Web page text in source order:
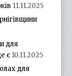
11.11.2025
для
є 10.11.2025
для